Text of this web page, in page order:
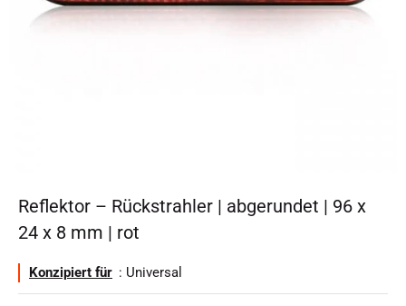
Reflektor – Rückstrahler | abgerundet | 96 x
24 x 8 mm | rot
Konzipiert für : Universal